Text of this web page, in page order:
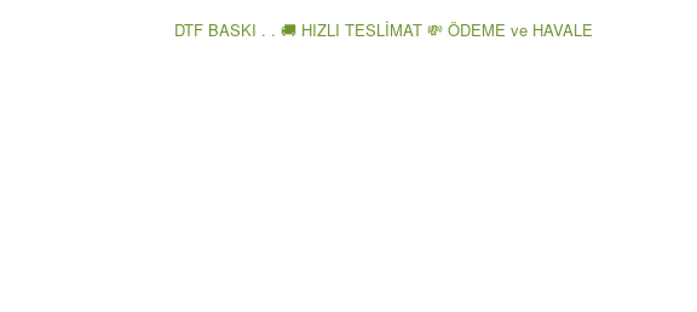
DTF BASKI . . 🚚 HIZLI TESLİMAT 💸 ÖDEME ve HAVALE